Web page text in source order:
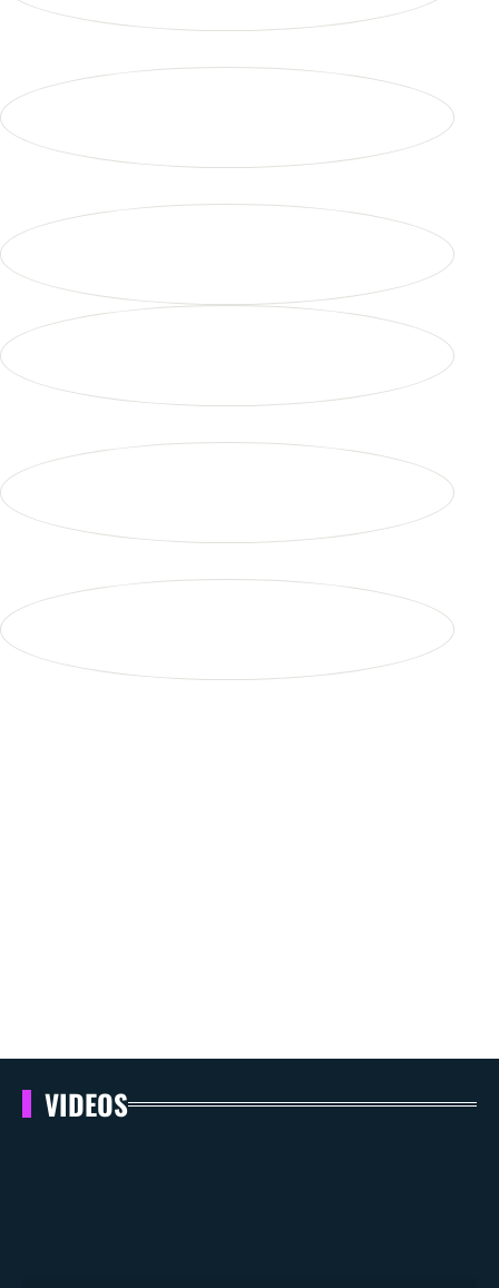
VIDEOS